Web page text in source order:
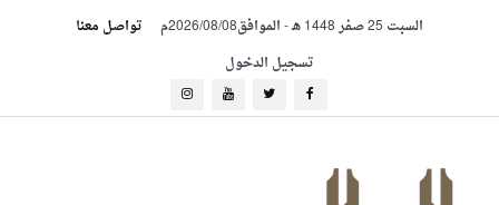
السبت 25 صفر 1448 هـ -الموافق2026/08/08م
تواصل معنا
تسجيل الدخول